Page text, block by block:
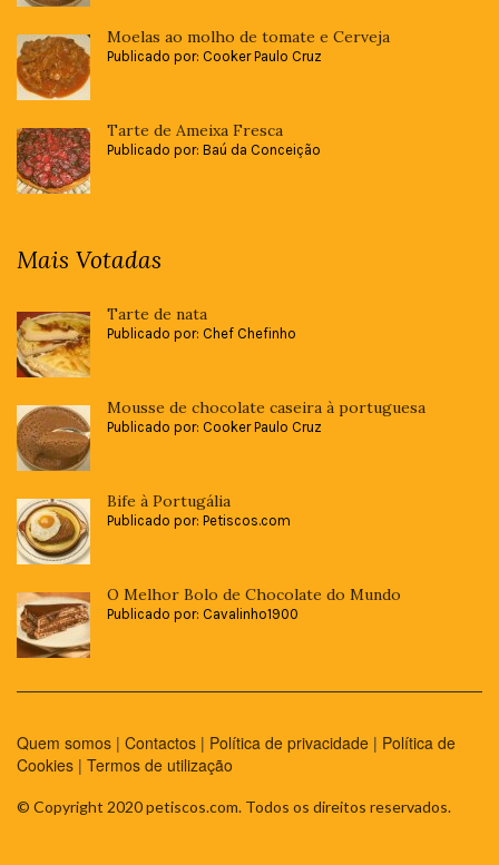
Moelas ao molho de tomate e Cerveja
Publicado por: Cooker Paulo Cruz
Tarte de Ameixa Fresca
Publicado por: Baú da Conceição
Mais Votadas
Tarte de nata
Publicado por: Chef Chefinho
Mousse de chocolate caseira à portuguesa
Publicado por: Cooker Paulo Cruz
Bife à Portugália
Publicado por: Petiscos.com
O Melhor Bolo de Chocolate do Mundo
Publicado por: Cavalinho1900
Quem somos | Contactos | Política de privacidade | Política de
Cookies | Termos de utilização
© Copyright 2020 petiscos.com. Todos os direitos reservados.